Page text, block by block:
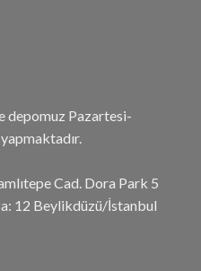
depomuz Pazartesi-
Cad. Dora Park 5
12 Beylikdüzü/İstanbul